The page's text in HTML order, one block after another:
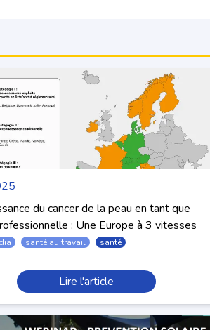
du cancer de la peau en tant que
: Une Europe à 3 vitesses
santé au travail santé
Lire l'article